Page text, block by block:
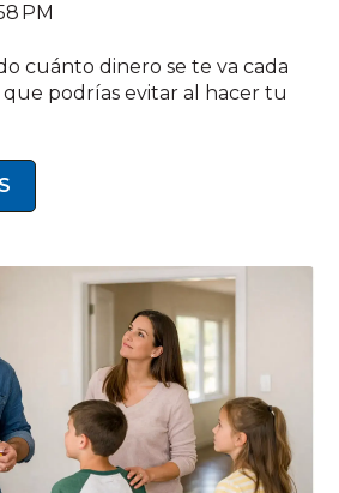
PM
cuánto dinero se te va cada
que podrías evitar al hacer tu